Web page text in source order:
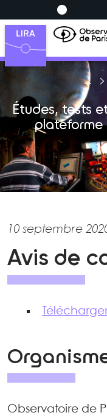
Études, tests
plateforme
10 septembre
Avis de
Observatoire de